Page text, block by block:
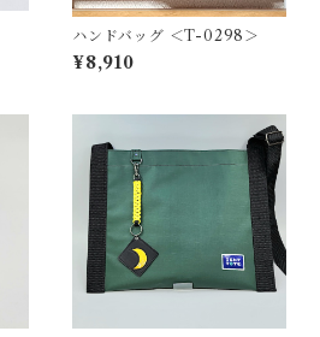
ハンドバッグ ＜T-0298＞
¥8,910